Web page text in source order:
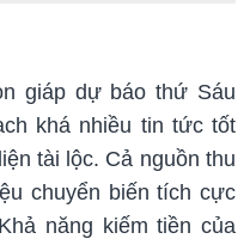
giáp dự báo thứ Sáu
khá nhiều tin tức tốt
tài lộc. Cả nguồn thu
chuyển biến tích cực
năng kiếm tiền của